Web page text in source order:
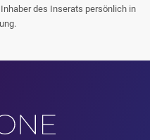
des Inserats persönlich in